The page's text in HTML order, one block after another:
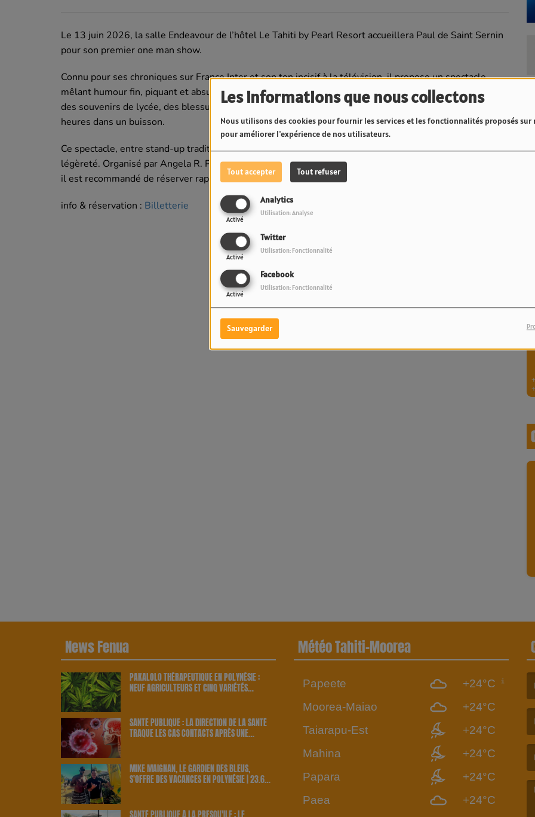
Les informations que nous collectons
Nous utilisons des cookies pour fournir les services et les fonctionnalités proposés sur
pour améliorer l'expérience de nos utilisateurs.
Tout accepter Tout refuser
Analytics
Activé
Utilisation: Analyse
Twitter
Activé
Utilisation: Fonctionnalité
Facebook
Activé
Utilisation: Fonctionnalité
Sauvegarder
Le 13 juin 2026, la salle Endeavour de l’hôtel Le Tahiti by Pearl Resort accueillera Paul de Saint Sernin
pour son premier one man show.
Connu pour ses chroniques sur France Inter et son ton incisif à la télévision, il propose un spectacle
mêlant humour fin, piquant et absurde. Il y partage anecdotes personnelles avec autodérision, évoquant
des souvenirs de lycée, des blessures d’amour, ses rendez-vous chez la psy ou encore une fuite de huit
heures dans un buisson.
Ce spectacle, entre stand-up traditionnel et chronique acide, séduit un large public par sa sincérité et sa
légèreté. Organisé par Angela R. Productions, c’est une soirée inédite à Tahiti, avec des places limitées,
il est recommandé de réserver rapidement.
info & réservation : Billetterie
News Fenua
PAKALOLO THÉRAPEUTIQUE EN POLYNÉSIE :
NEUF AGRICULTEURS ET CINQ VARIÉTÉS
SANTÉ PUBLIQUE : LA DIRECTION DE LA SANTÉ
TRAQUE LES CAS CONTACTS APRÈS UNE
MIKE MAIGNAN, LE GARDIEN DES BLEUS,
S'OFFRE DES VACANCES EN POLYNÉSIE | 23.6
Météo Tahiti-Moorea
Papeete
+24°C
Moorea-Maiao
+24°C
Taiarapu-Est
+24°C
Mahina
+24°C
Papara
+24°C
Paea
+24°C